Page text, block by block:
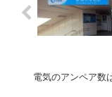
電気のアンペア数